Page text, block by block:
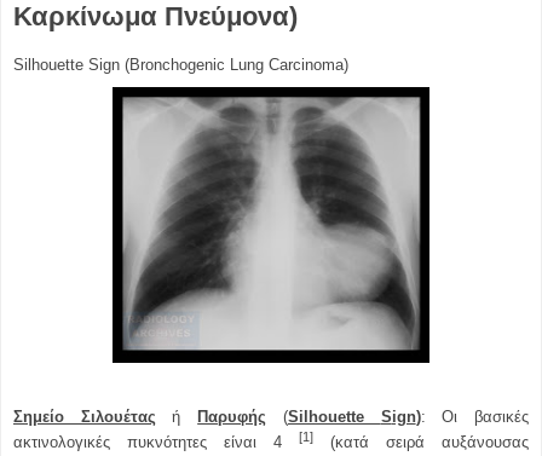
Καρκίνωμα Πνεύμονα)
Silhouette Sign (Bronchogenic Lung Carcinoma)
Σημείο Σιλουέτας ή Παρυφής (Silhouette Sign): Οι βασικές
ακτινολογικές πυκνότητες είναι 4
[1]
(κατά σειρά αυξάνουσας